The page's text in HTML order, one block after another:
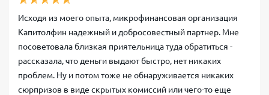
Исходя из моего опыта, микрофинансовая организация
Капитолфин надежный и добросовестный партнер. Мне
посоветовала близкая приятельница туда обратиться -
рассказала, что деньги выдают быстро, нет никаких
проблем. Ну и потом тоже не обнаруживается никаких
сюрпризов в виде скрытых комиссий или чего-то еще